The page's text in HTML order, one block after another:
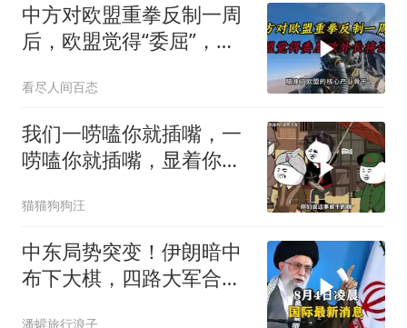
中方对欧盟重拳反制一周
后，欧盟觉得“委屈”，欧
看尽人间百态
我们一唠嗑你就插嘴，一
唠嗑你就插嘴，显着你
猫猫狗狗汪
中东局势突变！伊朗暗中
布下大棋，四路大军合
潘蠸旅行浪子